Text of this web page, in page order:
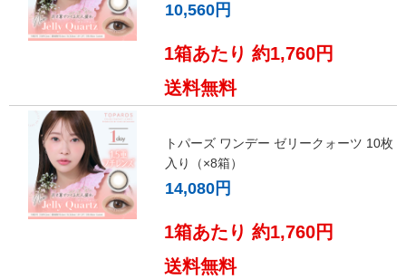
10,560円
1箱あたり 約1,760円
送料無料
トパーズ ワンデー ゼリークォーツ 10枚
入り（×8箱）
14,080円
1箱あたり 約1,760円
送料無料